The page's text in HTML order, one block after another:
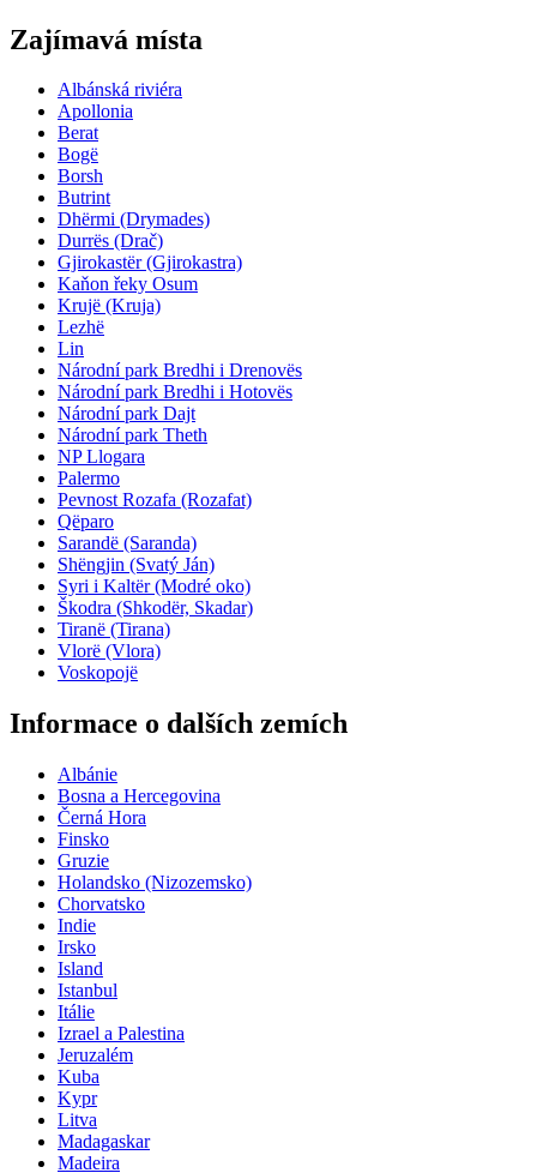
Zajímavá místa
Albánská riviéra
Apollonia
Berat
Bogë
Borsh
Butrint
Dhërmi (Drymades)
Durrës (Drač)
Gjirokastër (Gjirokastra)
Kaňon řeky Osum
Krujë (Kruja)
Lezhë
Lin
Národní park Bredhi i Drenovës
Národní park Bredhi i Hotovës
Národní park Dajt
Národní park Theth
NP Llogara
Palermo
Pevnost Rozafa (Rozafat)
Qëparo
Sarandë (Saranda)
Shëngjin (Svatý Ján)
Syri i Kaltër (Modré oko)
Škodra (Shkodër, Skadar)
Tiranë (Tirana)
Vlorë (Vlora)
Voskopojë
Informace o dalších zemích
Albánie
Bosna a Hercegovina
Černá Hora
Finsko
Gruzie
Holandsko (Nizozemsko)
Chorvatsko
Indie
Irsko
Island
Istanbul
Itálie
Izrael a Palestina
Jeruzalém
Kuba
Kypr
Litva
Madagaskar
Madeira